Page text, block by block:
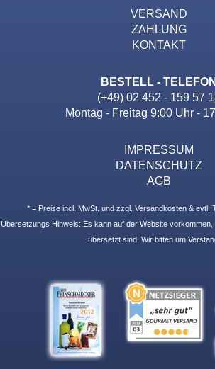
VERSAND
ZAHLUNG
KONTAKT
BESTELL - TELEFON
(+49) 02 452 - 159 57
Montag - Freitag 9:00 Uhr -
IMPRESSUM
DATENSCHUTZ
AGB
* = Preise incl. MwSt. und zzgl. Versandkosten & evtl.
Übersetzungs Hinweis: Es kann auf der Website
übersetzt sind. Wir bitten um